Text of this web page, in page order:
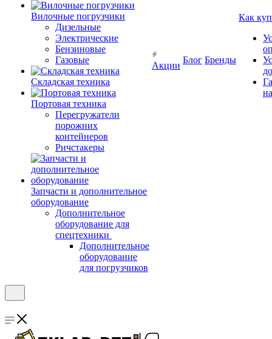
Вилочные погрузчики
Дизельные
Электрические
Бензиновые
Газовые
Складская техника
Портовая техника
Перегружатели
порожних
контейнеров
Ричстакеры
Запчасти и дополнительное
оборудование
Дополнительное
оборудование для
спецтехники
Дополнительное
оборудование
для погрузчиков
Акции
Блог Бренды
Как